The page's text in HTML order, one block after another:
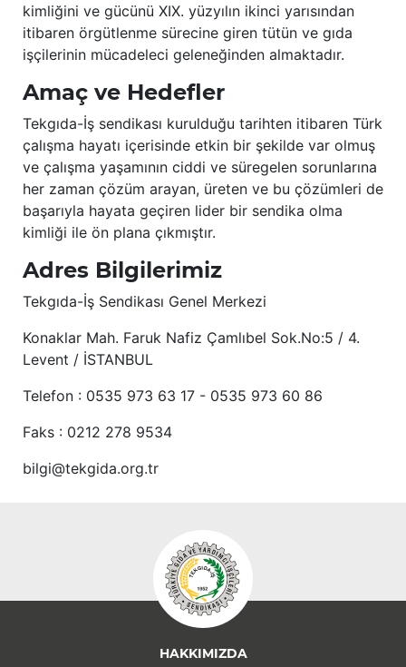
kimliğini ve gücünü XIX. yüzyılın ikinci yarısından
itibaren örgütlenme sürecine giren tütün ve gıda
işçilerinin mücadeleci geleneğinden almaktadır.
Amaç ve Hedefler
Tekgıda-İş sendikası kurulduğu tarihten itibaren Türk
çalışma hayatı içerisinde etkin bir şekilde var olmuş
ve çalışma yaşamının ciddi ve süregelen sorunlarına
her zaman çözüm arayan, üreten ve bu çözümleri de
başarıyla hayata geçiren lider bir sendika olma
kimliği ile ön plana çıkmıştır.
Adres Bilgilerimiz
Tekgıda-İş Sendikası Genel Merkezi
Konaklar Mah. Faruk Nafiz Çamlıbel Sok.No:5 / 4.
Levent / İSTANBUL
Telefon : 0535 973 63 17 - 0535 973 60 86
Faks : 0212 278 9534
bilgi@tekgida.org.tr
HAKKIMIZDA